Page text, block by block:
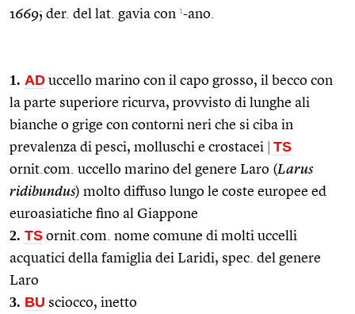
1669; der. del lat. gavia con 1-ano.
1. AD uccello marino con il capo grosso, il becco con
la parte superiore ricurva, provvisto di lunghe ali
bianche o grige con contorni neri che si ciba in
prevalenza di pesci, molluschi e crostacei
TS
ornit.com. uccello marino del genere Laro (Larus
ridibundus) molto diffuso lungo le coste europee ed
euroasiatiche fino al Giappone
2. TS ornit.com. nome comune di molti uccelli
acquatici della famiglia dei Laridi, spec. del genere
Laro
3. BU sciocco, inetto